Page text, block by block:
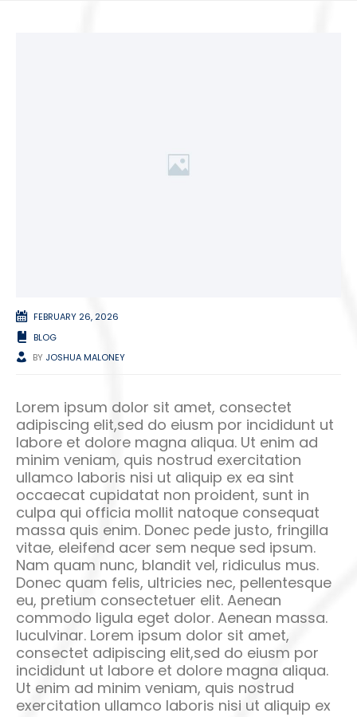
FEBRUARY 26, 2026
BLOG
BY JOSHUA MALONEY
Lorem ipsum dolor sit amet, consectet
adipiscing elit,sed do eiusm por incididunt ut
labore et dolore magna aliqua. Ut enim ad
minim veniam, quis nostrud exercitation
ullamco laboris nisi ut aliquip ex ea sint
occaecat cupidatat non proident, sunt in
culpa qui officia mollit natoque consequat
massa quis enim. Donec pede justo, fringilla
vitae, eleifend acer sem neque sed ipsum.
Nam quam nunc, blandit vel, ridiculus mus.
Donec quam felis, ultricies nec, pellentesque
eu, pretium consectetuer elit. Aenean
commodo ligula eget dolor. Aenean massa.
luculvinar. Lorem ipsum dolor sit amet,
consectet adipiscing elit,sed do eiusm por
incididunt ut labore et dolore magna aliqua.
Ut enim ad minim veniam, quis nostrud
exercitation ullamco laboris nisi ut aliquip ex